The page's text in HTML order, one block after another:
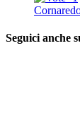
Seguici anche